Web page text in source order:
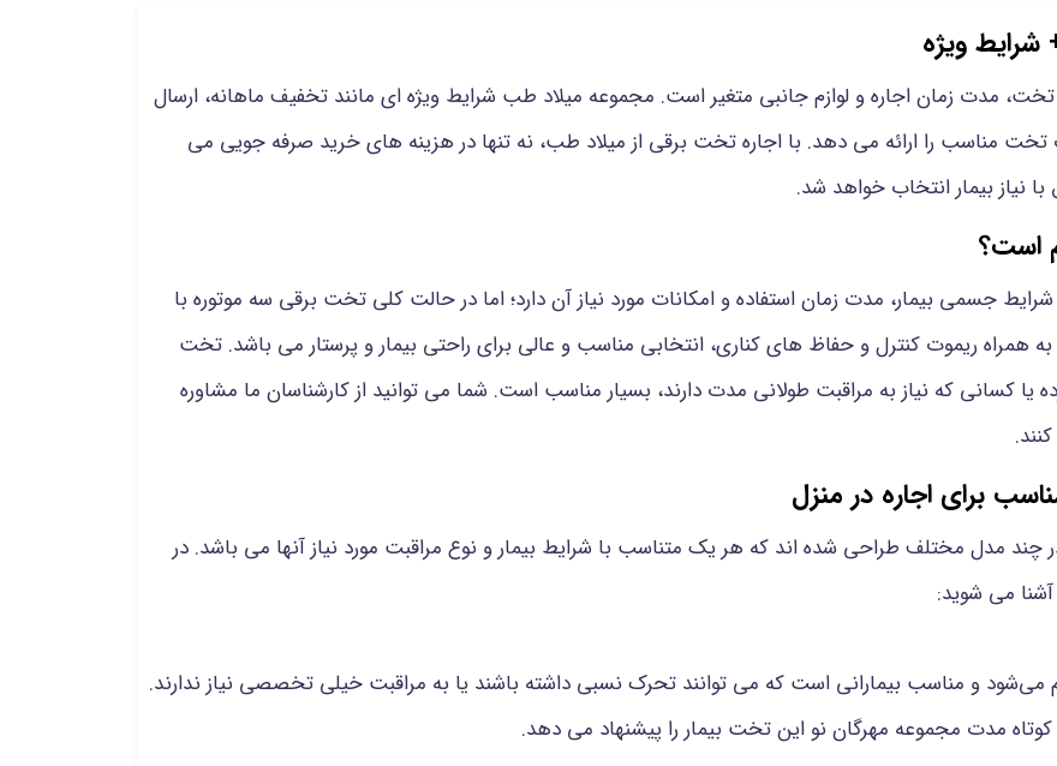
شرایط ویژه
مدت زمان اجاره و لوازم جانبی متغیر است. مجموعه میلاد طب شرایط ویژه ای مانند تخفیف ماهانه، ارسال
تخت مناسب را ارائه می دهد. با اجاره تخت برقی از میلاد طب، نه تنها در هزینه های خرید صرفه جویی می
نیاز بیمار انتخاب خواهد شد.
است؟
جسمی بیمار، مدت زمان استفاده و امکانات مورد نیاز آن دارد؛ اما در حالت کلی تخت برقی سه‌ موتوره با
به همراه ریموت کنترل و حفاظ‌ های کناری، انتخابی مناسب و عالی برای راحتی بیمار و پرستار می باشد. تخت
یا کسانی که نیاز به مراقبت طولانی مدت دارند، بسیار مناسب است. شما می توانید از کارشناسان ما مشاوره
برای اجاره در منزل
مدل مختلف طراحی شده اند که هر یک متناسب با شرایط بیمار و نوع مراقبت مورد نیاز آنها می باشد. در
آشنا می شوید:
و مناسب بیمارانی است که می توانند تحرک نسبی داشته باشند یا به مراقبت خیلی تخصصی نیاز ندارند.
مدت مجموعه مهرگان نو این تخت بیمار را پیشنهاد می دهد.